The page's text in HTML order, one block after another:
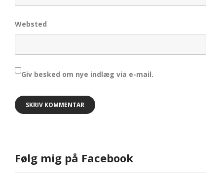
Websted
Giv besked om nye indlæg via e-mail.
Følg mig på Facebook